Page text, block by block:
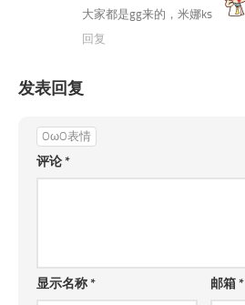
大家都是gg来的，米娜ks
回复
发表回复
OωO表情
评论*
显示名称* 邮箱*